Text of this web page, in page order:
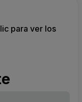
para ver los